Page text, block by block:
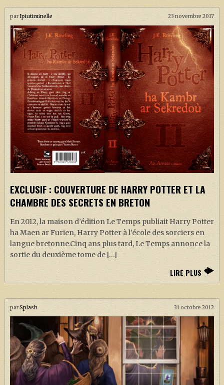
parIpiutiminelle 23 novembre 2017
EXCLUSIF : COUVERTURE DE HARRY POTTER ET LA
CHAMBRE DES SECRETS EN BRETON
En 2012, la maison d’édition Le Temps publiait Harry Potter
ha Maen ar Furien, Harry Potter à l’école des sorciers en
langue bretonne.Cinq ans plus tard, Le Temps annonce la
sortie du deuxième tome de […]
LIRE PLUS
parSplash 31 octobre 2012